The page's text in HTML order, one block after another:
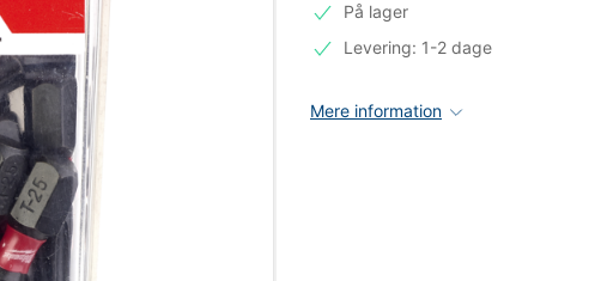
På lager
Levering: 1-2 dage
Mere information